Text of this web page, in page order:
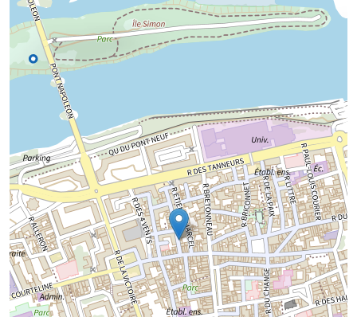
Chargement de la carte...